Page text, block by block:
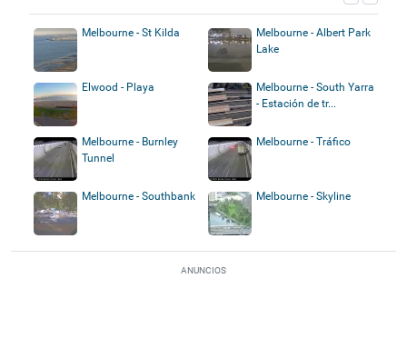
Melbourne - St Kilda
Melbourne - Albert Park
Lake
Elwood - Playa
Melbourne - South Yarra
- Estación de tr...
Melbourne - Burnley
Tunnel
Melbourne - Tráfico
Melbourne - Southbank Melbourne - Skyline
ANUNCIOS